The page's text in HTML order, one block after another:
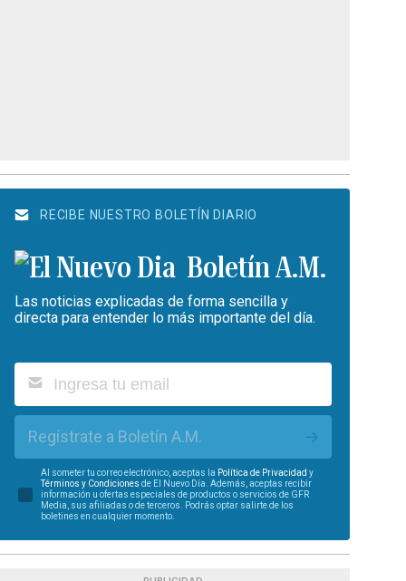
RECIBE NUESTRO BOLETÍN DIARIO
Boletín A.M.
Las noticias explicadas de forma sencilla y
directa para entender lo más importante del día.
Regístrate a Boletín A.M.
Al someter tu correo electrónico, aceptas la Política de Privacidad y
Términos y Condiciones de El Nuevo Día. Además, aceptas recibir
información u ofertas especiales de productos o servicios de GFR
Media, sus afiliadas o de terceros. Podrás optar salirte de los
boletines en cualquier momento.